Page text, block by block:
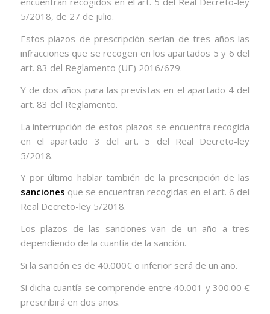
5/2018, de 27 de julio.
Estos plazos de prescripción serían de tres años las
infracciones que se recogen en los apartados 5 y 6 del
art. 83 del Reglamento (UE) 2016/679.
Y de dos años para las previstas en el apartado 4 del
art. 83 del Reglamento.
La interrupción de estos plazos se encuentra recogida
en el apartado 3 del art. 5 del Real Decreto-ley
5/2018.
Y por último hablar también de la prescripción de las
sanciones que se encuentran recogidas en el art. 6 del
Real Decreto-ley 5/2018.
Los plazos de las sanciones van de un año a tres
dependiendo de la cuantía de la sanción.
Si la sanción es de 40.000€ o inferior será de un año.
Si dicha cuantía se comprende entre 40.001 y 300.00 €
prescribirá en dos años.